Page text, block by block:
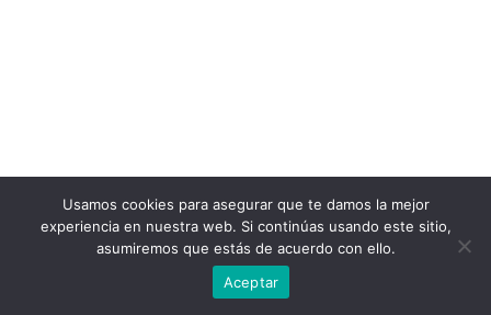
Usamos cookies para asegurar que te damos la mejor
experiencia en nuestra web. Si continúas usando este sitio,
asumiremos que estás de acuerdo con ello.
Aceptar